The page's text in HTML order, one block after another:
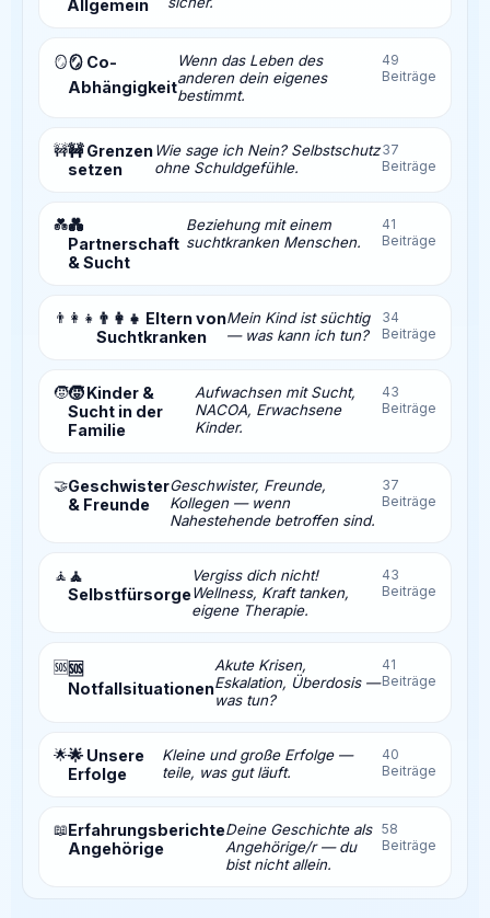
Allgemein
🪞🪞 Co-
Abhängigkeit
Wenn das Leben des
anderen dein eigenes
bestimmt.
49
Beiträge
🚧🚧 Grenzen
setzen
Wie sage ich Nein? Selbstschutz
ohne Schuldgefühle.
37
Beiträge
💑💑
Partnerschaft
& Sucht
Beziehung mit einem
suchtkranken Menschen.
41
Beiträge
👨‍👩‍👧 👨‍👩‍👧 Eltern von
Suchtkranken
Mein Kind ist süchtig
— was kann ich tun?
34
Beiträge
🧒🧒 Kinder &
Sucht in der
Familie
Aufwachsen mit Sucht,
NACOA, Erwachsene
Kinder.
43
Beiträge
🤝Geschwister
& Freunde
Geschwister, Freunde,
Kollegen — wenn
Nahestehende betroffen sind.
37
Beiträge
🧘 🧘
Selbstfürsorge
Vergiss dich nicht!
Wellness, Kraft tanken,
eigene Therapie.
43
Beiträge
🆘🆘
Notfallsituationen
Akute Krisen,
Eskalation, Überdosis —
was tun?
41
Beiträge
🌟🌟 Unsere
Erfolge
Kleine und große Erfolge —
teile, was gut läuft.
40
Beiträge
📖Erfahrungsberichte
Angehörige
Deine Geschichte als
Angehörige/r — du
bist nicht allein.
58
Beiträge